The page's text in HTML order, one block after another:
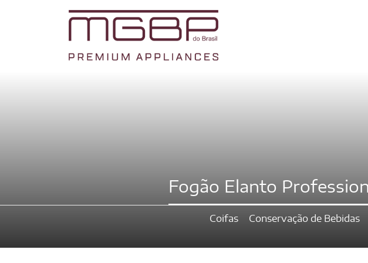
Fogão Elanto
Coifas Conservação de Bebidas